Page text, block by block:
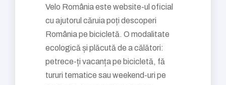
Velo România este website-ul oficial
cu ajutorul căruia poți descoperi
România pe bicicletă. O modalitate
ecologică și plăcută de a călători:
petrece-ți vacanța pe bicicletă, fă
tururi tematice sau weekend-uri pe